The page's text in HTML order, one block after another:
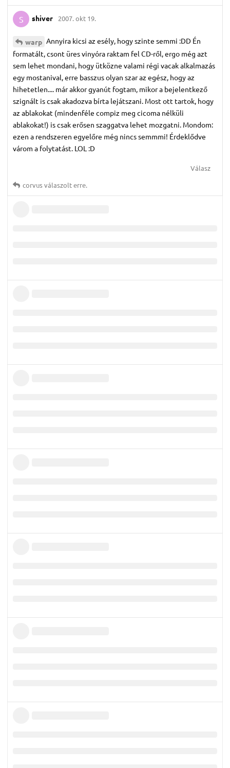
S shiver 2007. okt 19.
warp Annyira kicsi az esély, hogy szinte semmi :DD Én
formatált, csont üres vinyóra raktam fel CD-ről, ergo még azt
sem lehet mondani, hogy ütközne valami régi vacak alkalmazás
egy mostanival, erre basszus olyan szar az egész, hogy az
hihetetlen.... már akkor gyanút fogtam, mikor a bejelentkező
szignált is csak akadozva bírta lejátszani. Most ott tartok, hogy
az ablakokat (mindenféle compiz meg cicoma nélküli
ablakokat!) is csak erősen szaggatva lehet mozgatni. Mondom:
ezen a rendszeren egyelőre még nincs semmmi! Érdeklődve
várom a folytatást. LOL :D
Válasz
corvusválaszolt erre.